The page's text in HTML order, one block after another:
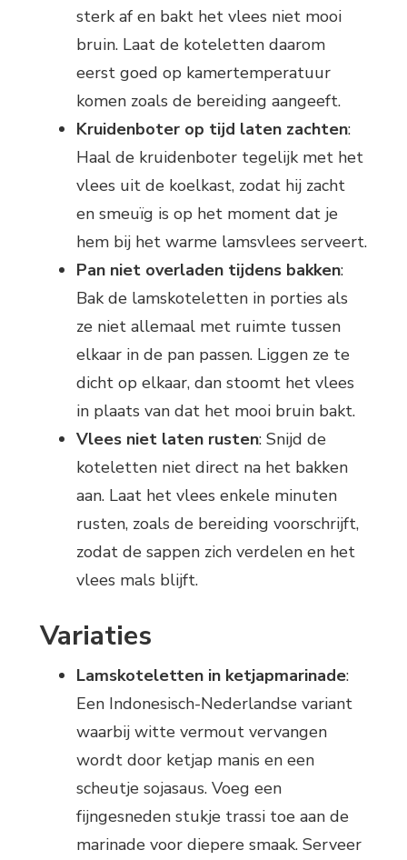
sterk af en bakt het vlees niet mooi
bruin. Laat de koteletten daarom
eerst goed op kamertemperatuur
komen zoals de bereiding aangeeft.
Kruidenboter op tijd laten zachten:
Haal de kruidenboter tegelijk met het
vlees uit de koelkast, zodat hij zacht
en smeuïg is op het moment dat je
hem bij het warme lamsvlees serveert.
Pan niet overladen tijdens bakken:
Bak de lamskoteletten in porties als
ze niet allemaal met ruimte tussen
elkaar in de pan passen. Liggen ze te
dicht op elkaar, dan stoomt het vlees
in plaats van dat het mooi bruin bakt.
Vlees niet laten rusten: Snijd de
koteletten niet direct na het bakken
aan. Laat het vlees enkele minuten
rusten, zoals de bereiding voorschrijft,
zodat de sappen zich verdelen en het
vlees mals blijft.
Variaties
Lamskoteletten in ketjapmarinade:
Een Indonesisch-Nederlandse variant
waarbij witte vermout vervangen
wordt door ketjap manis en een
scheutje sojasaus. Voeg een
fijngesneden stukje trassi toe aan de
marinade voor diepere smaak. Serveer